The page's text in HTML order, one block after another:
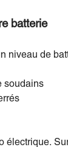
batterie
niveau de
soudains
électrique.